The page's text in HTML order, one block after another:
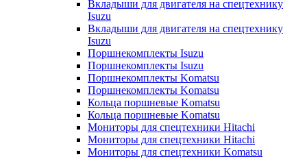
Вкладыши для двигателя на спецтехнику
Isuzu
Вкладыши для двигателя на спецтехнику
Isuzu
Поршнекомплекты Isuzu
Поршнекомплекты Isuzu
Поршнекомплекты Komatsu
Поршнекомплекты Komatsu
Кольца поршневые Komatsu
Кольца поршневые Komatsu
Мониторы для спецтехники Hitachi
Мониторы для спецтехники Hitachi
Мониторы для спецтехники Komatsu